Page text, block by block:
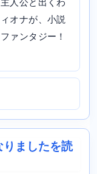
人公と出くわ
オナが、小説
ァンタジー！
りましたを読